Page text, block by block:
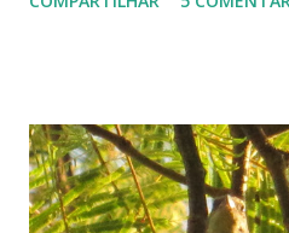
memória foi o último que
imensa peneira dourada, como
algo. Representava o ouro que
das terras de Goiás,